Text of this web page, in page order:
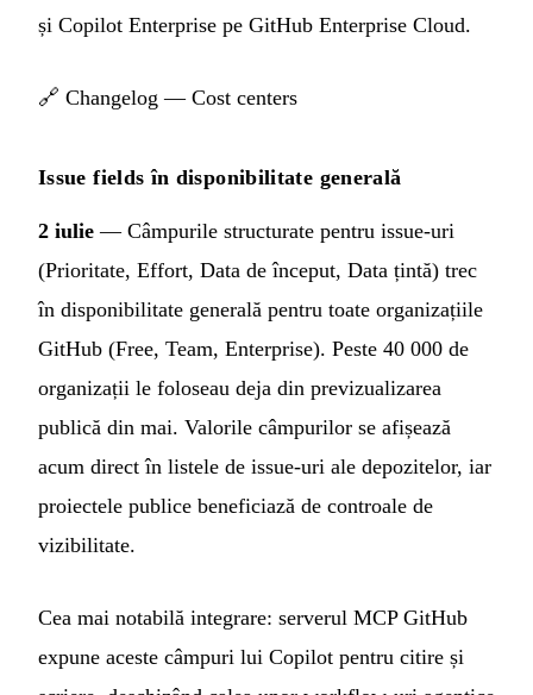
și Copilot Enterprise pe GitHub Enterprise Cloud.
🔗 Changelog — Cost centers
Issue fields în disponibilitate generală
2 iulie — Câmpurile structurate pentru issue-uri
(Prioritate, Effort, Data de început, Data țintă) trec
în disponibilitate generală pentru toate organizațiile
GitHub (Free, Team, Enterprise). Peste 40 000 de
organizații le foloseau deja din previzualizarea
publică din mai. Valorile câmpurilor se afișează
acum direct în listele de issue-uri ale depozitelor, iar
proiectele publice beneficiază de controale de
vizibilitate.
Cea mai notabilă integrare: serverul MCP GitHub
expune aceste câmpuri lui Copilot pentru citire și